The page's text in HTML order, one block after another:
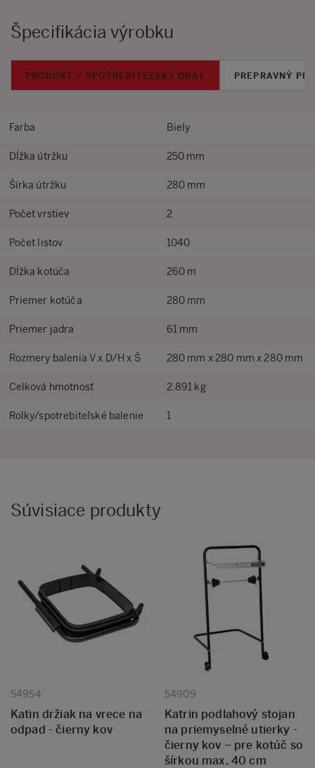
Špecifikácia výrobku
PRODUKT / SPOTREBITEĽSKÝ OBAL PREPRAVNÝ
Farba Biely
Dĺžka útržku 250 mm
Šírka útržku 280 mm
Počet vrstiev 2
Počet listov 1040
Dĺžka kotúča 260 m
Priemer kotúča 280 mm
Priemer jadra 61 mm
Rozmery balenia V x D/H x Š 280 mm x 280 mm x 280 mm
Celková hmotnosť 2.891 kg
Rolky/spotrebiteľské balenie 1
Súvisiace produkty
54954
Katin držiak na vrece na
odpad - čierny kov
54909
Katrin podlahový stojan
na priemyselné utierky -
čierny kov – pre kotúč so
šírkou max. 40 cm